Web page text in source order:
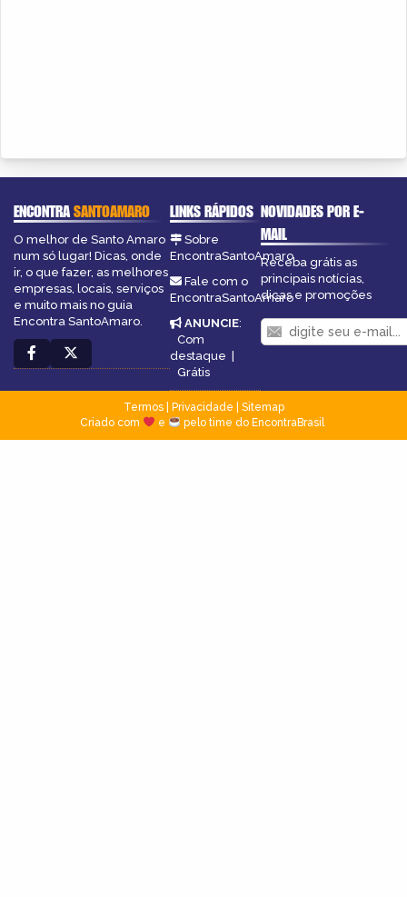
ENCONTRASANTOAMARO
O melhor de Santo Amaro
num só lugar! Dicas, onde
ir, o que fazer, as melhores
empresas, locais, serviços
e muito mais no guia
Encontra SantoAmaro.
LINKS RÁPIDOS
Sobre
EncontraSantoAmaro
Fale com o
EncontraSantoAmaro
ANUNCIE:
Com
destaque |
Grátis
NOVIDADES POR E-
MAIL
Receba grátis as
principais notícias,
dicas e promoções
Termos| Privacidade
Sitemap
Criado com
e pelo time do EncontraBrasil